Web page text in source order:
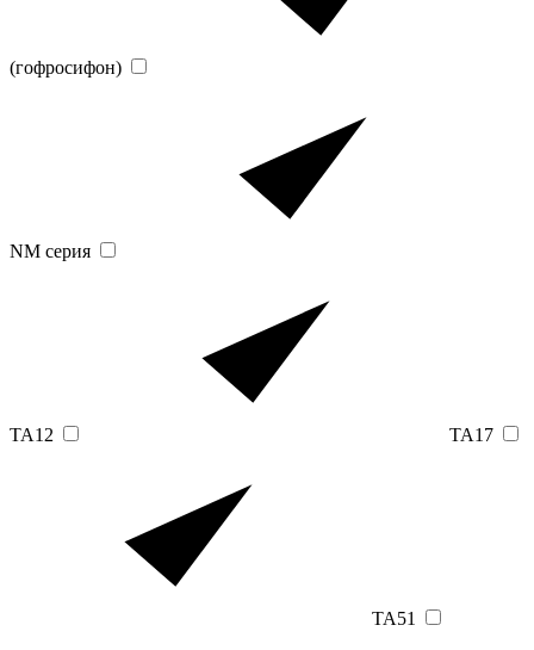
(гофросифон)
NM серия
TA12 TA17
TA51